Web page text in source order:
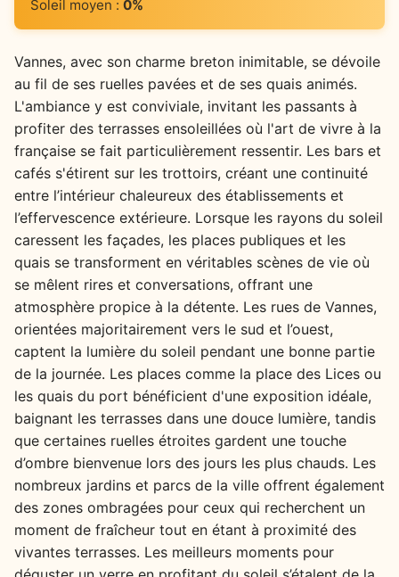
Soleil moyen : 0%
Vannes, avec son charme breton inimitable, se dévoile
au fil de ses ruelles pavées et de ses quais animés.
L'ambiance y est conviviale, invitant les passants à
profiter des terrasses ensoleillées où l'art de vivre à la
française se fait particulièrement ressentir. Les bars et
cafés s'étirent sur les trottoirs, créant une continuité
entre l’intérieur chaleureux des établissements et
l’effervescence extérieure. Lorsque les rayons du soleil
caressent les façades, les places publiques et les
quais se transforment en véritables scènes de vie où
se mêlent rires et conversations, offrant une
atmosphère propice à la détente. Les rues de Vannes,
orientées majoritairement vers le sud et l’ouest,
captent la lumière du soleil pendant une bonne partie
de la journée. Les places comme la place des Lices ou
les quais du port bénéficient d'une exposition idéale,
baignant les terrasses dans une douce lumière, tandis
que certaines ruelles étroites gardent une touche
d’ombre bienvenue lors des jours les plus chauds. Les
nombreux jardins et parcs de la ville offrent également
des zones ombragées pour ceux qui recherchent un
moment de fraîcheur tout en étant à proximité des
vivantes terrasses. Les meilleurs moments pour